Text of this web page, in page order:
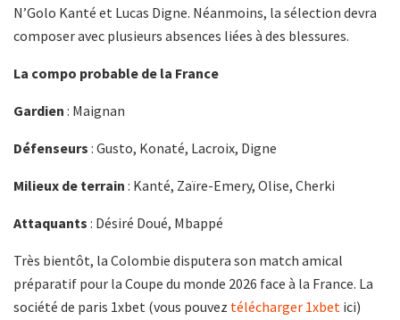
N’Golo Kanté et Lucas Digne. Néanmoins, la sélection devra
composer avec plusieurs absences liées à des blessures.
La compo probable de la France
Gardien : Maignan
Défenseurs : Gusto, Konaté, Lacroix, Digne
Milieux de terrain : Kanté, Zaïre-Emery, Olise, Cherki
Attaquants : Désiré Doué, Mbappé
Très bientôt, la Colombie disputera son match amical
préparatif pour la Coupe du monde 2026 face à la France. La
société de paris 1xbet (vous pouvez télécharger 1xbet ici)